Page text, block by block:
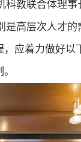
教联合体理
高层次人才
应着力做好